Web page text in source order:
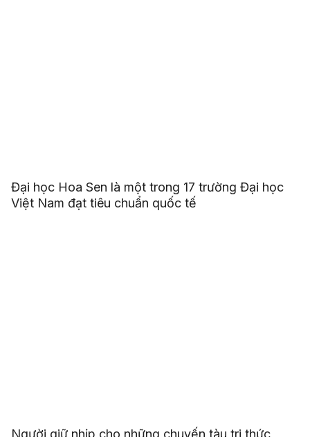
Đại học Hoa Sen là một trong 17 trường Đại học
Việt Nam đạt tiêu chuẩn quốc tế
Người giữ nhịp cho những chuyến tàu tri thức